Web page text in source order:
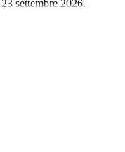
settembre 2026.